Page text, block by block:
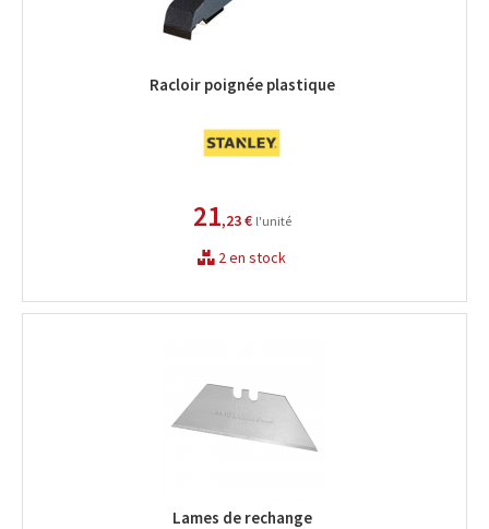
Racloir poignée plastique
21,23 € l'unité
2 en stock
Lames de rechange